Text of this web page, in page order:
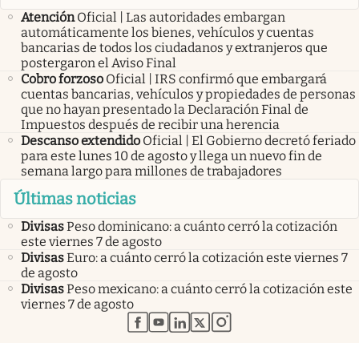
Atención Oficial | Las autoridades embargan
automáticamente los bienes, vehículos y cuentas
bancarias de todos los ciudadanos y extranjeros que
postergaron el Aviso Final
Cobro forzoso Oficial | IRS confirmó que embargará
cuentas bancarias, vehículos y propiedades de personas
que no hayan presentado la Declaración Final de
Impuestos después de recibir una herencia
Descanso extendido Oficial | El Gobierno decretó feriado
para este lunes 10 de agosto y llega un nuevo fin de
semana largo para millones de trabajadores
Últimas noticias
DivisasPeso dominicano: a cuánto cerró la cotización
este viernes 7 de agosto
DivisasEuro: a cuánto cerró la cotización este viernes 7
de agosto
DivisasPeso mexicano: a cuánto cerró la cotización este
viernes 7 de agosto
abre en nueva pestaña
abre en nueva pestaña
abre en nueva pestaña
abre en nueva pestaña
abre en nueva pestaña